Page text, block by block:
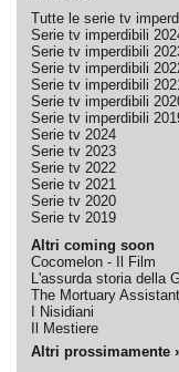
Tutte le serie tv
Serie tv imperdibili
Serie tv imperdibili
Serie tv imperdibili
Serie tv imperdibili
Serie tv imperdibili
Serie tv imperdibili
Serie tv 2024
Serie tv 2023
Serie tv 2022
Serie tv 2021
Serie tv 2020
Serie tv 2019
Altri coming soon
Cocomelon - Il Film
L'assurda storia della
The Mortuary
I Nisidiani
Il Mestiere
Altri prossimamente